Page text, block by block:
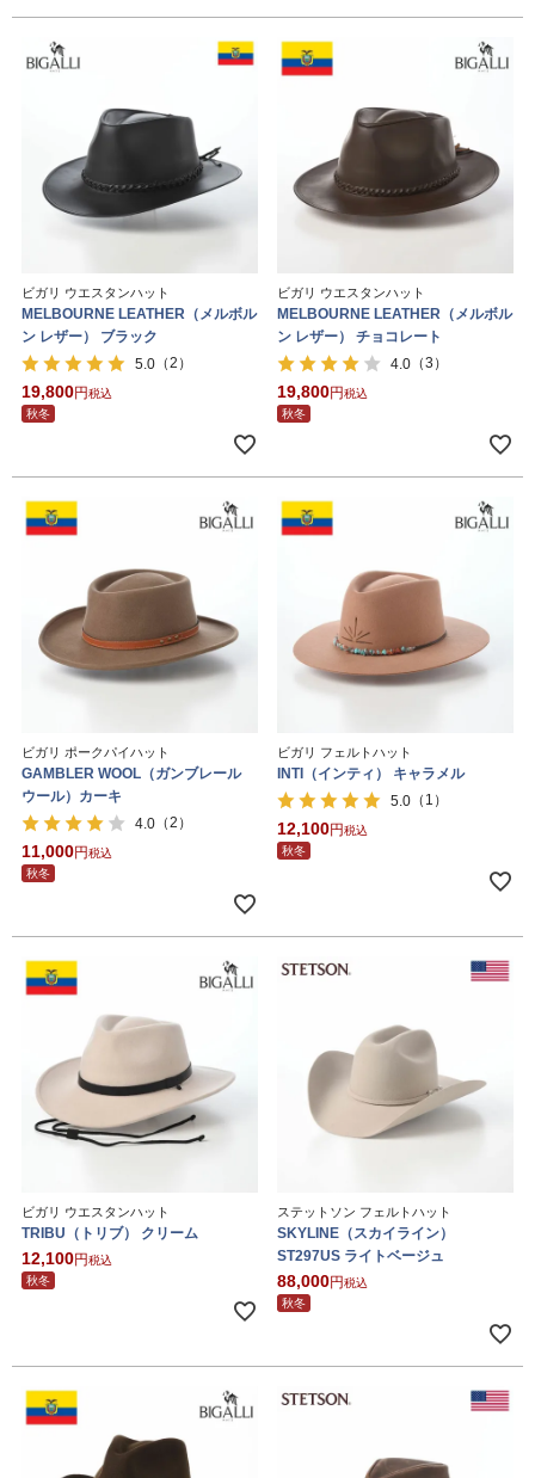
ビガリ ウエスタンハット
MELBOURNE LEATHER（メルボル
ン レザー） ブラック
5.0 （2）
19,800
税込
秋冬
ビガリ ウエスタンハット
MELBOURNE LEATHER（メルボル
ン レザー） チョコレート
4.0 （3）
19,800
税込
秋冬
ビガリ ポークパイハット
GAMBLER WOOL（ガンブレール
ウール）カーキ
4.0 （2）
11,000
税込
秋冬
ビガリ フェルトハット
INTI（インティ） キャラメル
5.0 （1）
12,100
税込
秋冬
ビガリ ウエスタンハット
TRIBU（トリブ） クリーム
12,100
税込
秋冬
ステットソン フェルトハット
SKYLINE（スカイライン）
ST297US ライトベージュ
88,000
税込
秋冬